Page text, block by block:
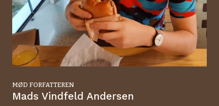
MØD FORFATTEREN
Mads Vindfeld Andersen